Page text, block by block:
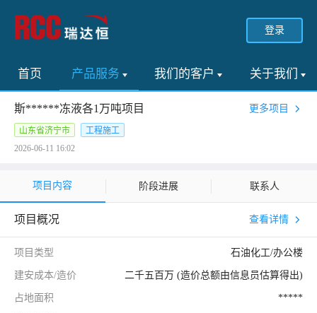
登录
首页 产品服务 我们的客户 关于我们
斯******冻液各1万吨项目 更多项目
山东省济宁市
工程施工
2026-06-11 16:02
项目内容 阶段进展 联系人
项目概况 查看详情
项目类型 石油化工/办公楼
建安成本/造价 二千五百万 (造价总额由信息员估算得出)
占地面积 *****